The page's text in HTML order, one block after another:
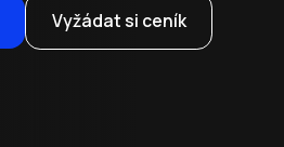
Vyžádat si ceník